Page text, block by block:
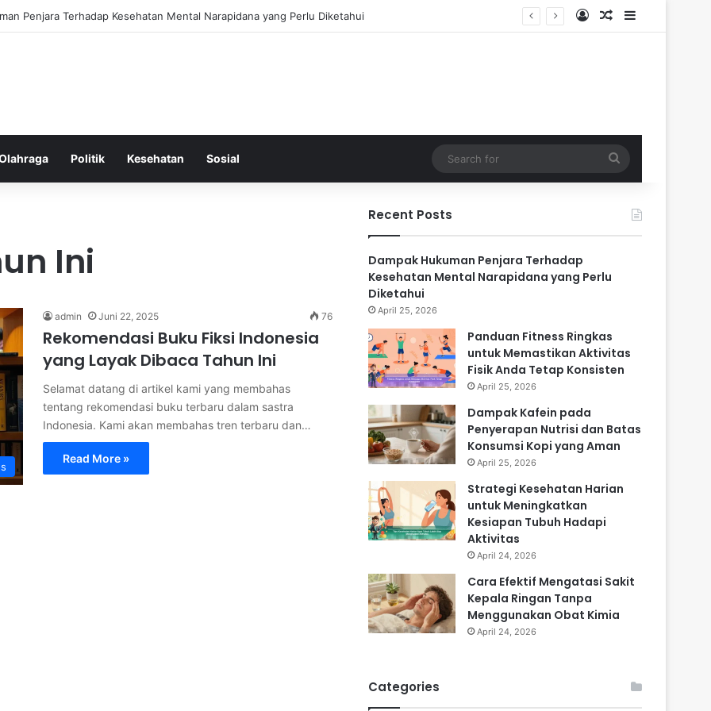
Ringkas untuk Memastikan Aktivitas Fisik Anda Tetap Konsisten Log InRandom Article
Sidebar
Politik Kesehatan Sosial
for
Ini
admin Juni 22, 2025 76
Rekomendasi Buku Fiksi Indonesia
yang Layak Dibaca Tahun Ini
Selamat datang di artikel kami yang membahas
tentang rekomendasi buku terbaru dalam sastra
Indonesia. Kami akan membahas tren terbaru dan…
Read More »
Recent Posts
Dampak Hukuman Penjara Terhadap
Kesehatan Mental Narapidana yang Perlu
Diketahui
April 25, 2026
Panduan Fitness Ringkas
untuk Memastikan Aktivitas
Fisik Anda Tetap Konsisten
April 25, 2026
Dampak Kafein pada
Penyerapan Nutrisi dan Batas
Konsumsi Kopi yang Aman
April 25, 2026
Strategi Kesehatan Harian
untuk Meningkatkan
Kesiapan Tubuh Hadapi
Aktivitas
April 24, 2026
Cara Efektif Mengatasi Sakit
Kepala Ringan Tanpa
Menggunakan Obat Kimia
April 24, 2026
Categories